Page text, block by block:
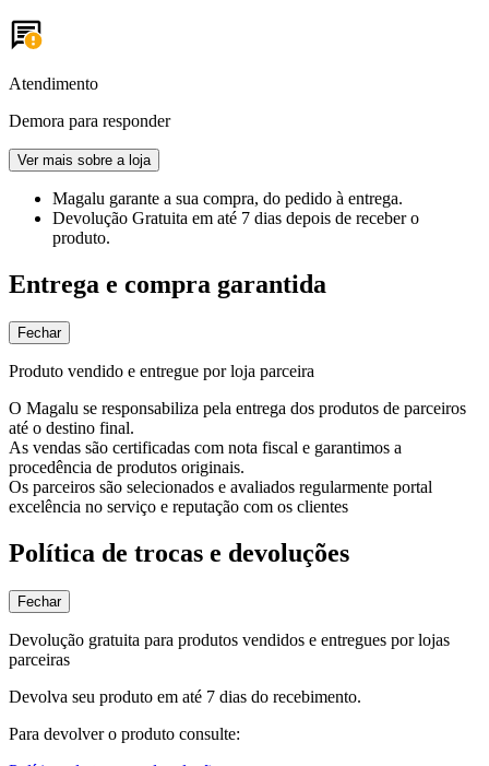
Atendimento
Demora para responder
Ver mais sobre a loja
Magalu garante a sua compra, do pedido à entrega.
Devolução Gratuita em até 7 dias depois de receber o
produto.
Entrega e compra garantida
Fechar
Produto vendido e entregue por loja parceira
O Magalu se responsabiliza pela entrega dos produtos de parceiros
até o destino final.
As vendas são certificadas com nota fiscal e garantimos a
procedência de produtos originais.
Os parceiros são selecionados e avaliados regularmente portal
excelência no serviço e reputação com os clientes
Política de trocas e devoluções
Fechar
Devolução gratuita para produtos vendidos e entregues por lojas
parceiras
Devolva seu produto em até 7 dias do recebimento.
Para devolver o produto consulte: